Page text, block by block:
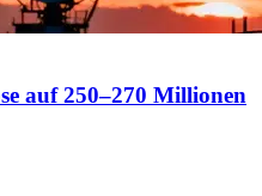
auf 250–270 Millionen